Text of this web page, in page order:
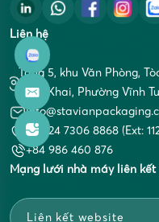
Liên hệ
Tầng 5, khu Văn Phòng,
Minh Khai, Phường Vĩnh
+84 24 7306 8868 (Ext:
+84 986 460 876
Mạng lưới nhà máy liên kết
Liên kết website